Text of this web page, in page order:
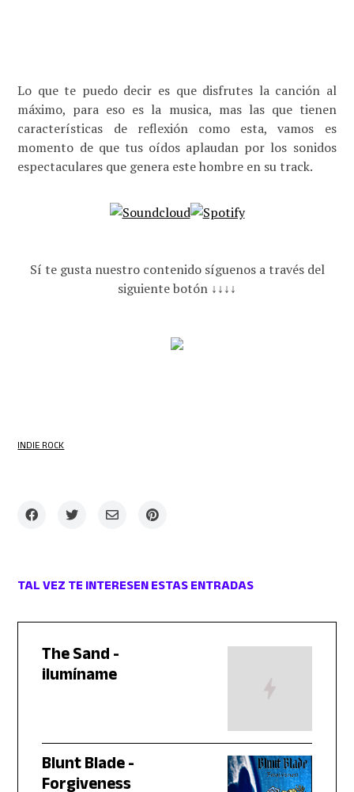
Lo que te puedo decir es que disfrutes la canción al
máximo, para eso es la musica, mas las que tienen
características de reflexión como esta, vamos es
momento de que tus oídos aplaudan por los sonidos
espectaculares que genera este hombre en su track.
Sí te gusta nuestro contenido síguenos a través del
siguiente botón ↓↓↓↓
INDIE ROCK
TAL VEZ TE INTERESEN ESTAS ENTRADAS
The Sand -
ilumíname
Blunt Blade -
Forgiveness